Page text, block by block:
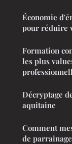
Économie
pour réduire
Formation
les plus
Décryptage
aquitaine
Comment
de